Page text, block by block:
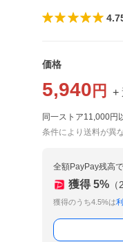
価格
5,940 円 +
同一ストア11,000円
条件により送料が異
全額PayPay残高
獲得 5% （
獲得のうち4.5%は